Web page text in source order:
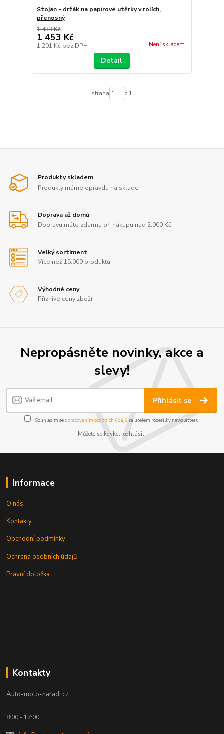
Stojan - držák na papírové utěrky v rolích,
přenosný
1 433 Kč
1 453 Kč
1 201 Kč bez DPH Není skladem
Detail
strana z 1
Produkty skladem
Produkty máme opravdu na sklade
Doprava až domů
Dopravu máte zdarma při nákupu nad 2.000 Kč
Velký sortiment
Více než 15.000 produktů
Výhodné ceny
Příznivé ceny zboží
Nepropásněte novinky, akce a
slevy!
Přihlásit se
Souhlasím se zpracováním osobních údajůza účelem rozesílky newsletteru.
Můžete se kdykoli odhlásit.
Informace
O nás
Kontakty
Obchodní podmínky
Ochrana osobních údajů
Právní doložka
Kontakty
Auto-moto-naradi.cz
8:00 - 17:00